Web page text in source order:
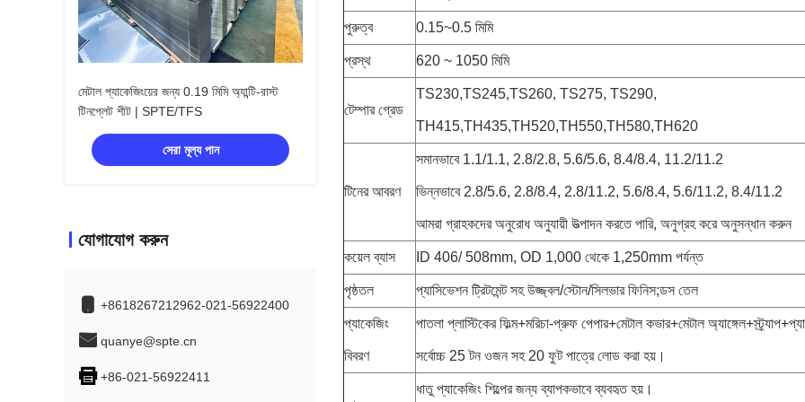
মেটাল প্যাকেজিংয়ের জন্য 0.19 মিমি অ্যান্টি-রাস্ট
টিনপ্লেট শীট | SPTE/TFS
সেরা মূল্য পান
যোগাযোগ করুন
+8618267212962-021-56922400
quanye@spte.cn
+86-021-56922411
পুরুত্ব 0.15~0.5 মিমি
প্রস্থ 620 ~ 1050 মিমি
টেম্পার গ্রেড
TS230,TS245,TS260, TS275, TS290,
TH415,TH435,TH520,TH550,TH580,TH620
টিনের আবরণ
সমানভাবে 1.1/1.1, 2.8/2.8, 5.6/5.6, 8.4/8.4, 11.2/11.2
ভিন্নভাবে 2.8/5.6, 2.8/8.4, 2.8/11.2, 5.6/8.4, 5.6/11.2, 8.4/11.2
আমরা গ্রাহকদের অনুরোধ অনুযায়ী উত্পাদন করতে পারি, অনুগ্রহ করে অনুসন্ধান করুন
কয়েল ব্যাস ID 406/ 508mm, OD 1,000 থেকে 1,250mm পর্যন্ত
পৃষ্ঠতল প্যাসিভেশন ট্রিটমেন্ট সহ উজ্জ্বল/স্টোন/সিলভার ফিনিস;ডস তেল
প্যাকেজিং
বিবরণ
পাতলা প্লাস্টিকের ফিল্ম+মরিচা-প্রুফ পেপার+মেটাল কভার+মেটাল
সর্বোচ্চ 25 টন ওজন সহ 20 ফুট পাত্রে লোড করা হয়।
ধাতু প্যাকেজিং শিল্পের জন্য ব্যাপকভাবে ব্যবহৃত হয়।